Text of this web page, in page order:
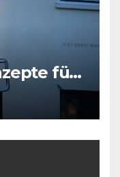
für